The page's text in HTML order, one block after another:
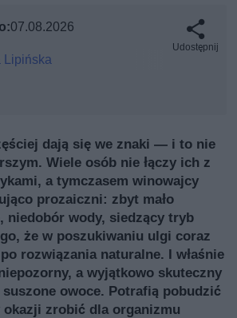
07.08.2026
Lipińska
Udostępnij
dają się we znaki — i to nie
Wiele osób nie łączy ich z
a tymczasem winowajcy
prozaiczni: zbyt mało
niedobór wody, siedzący tryb
że w poszukiwaniu ulgi coraz
rozwiązania naturalne. I właśnie
a wyjątkowo skuteczny
owoce. Potrafią pobudzić
zrobić dla organizmu